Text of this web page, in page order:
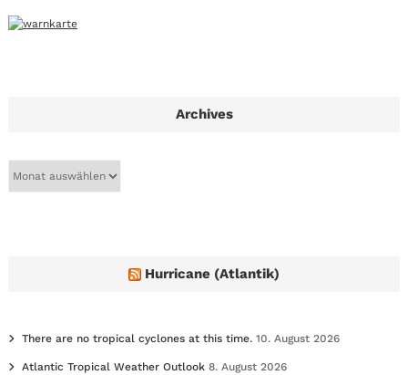
Archives
Hurricane (Atlantik)
There are no tropical cyclones at this time. 10. August 2026
Atlantic Tropical Weather Outlook 8. August 2026